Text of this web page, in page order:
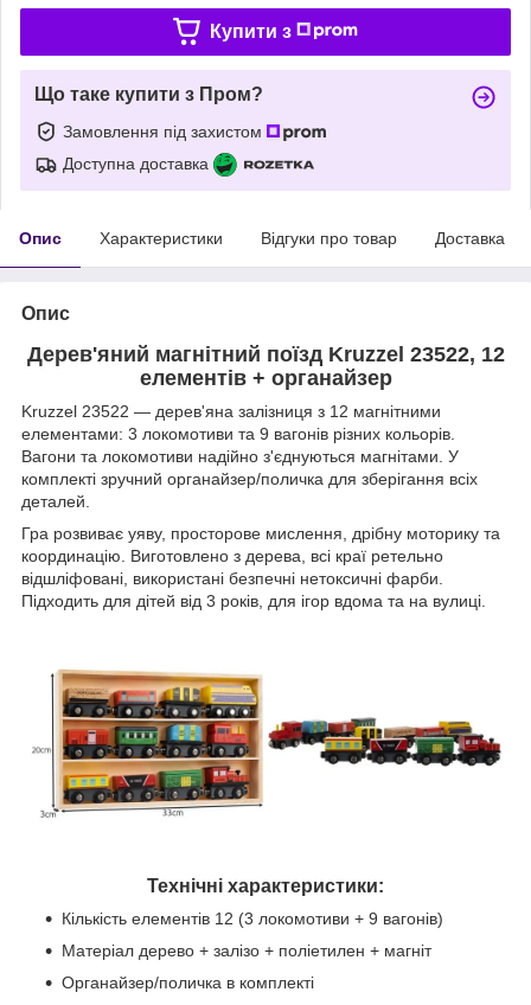
Купити з
Що таке купити з Пром?
Замовлення під захистом
Доступна доставка
Опис Характеристики Відгуки про товар Доставка
Опис
Дерев'яний магнітний поїзд Kruzzel 23522, 12
елементів + органайзер
Kruzzel 23522 — дерев'яна залізниця з 12 магнітними
елементами: 3 локомотиви та 9 вагонів різних кольорів.
Вагони та локомотиви надійно з'єднуються магнітами. У
комплекті зручний органайзер/поличка для зберігання всіх
деталей.
Гра розвиває уяву, просторове мислення, дрібну моторику та
координацію. Виготовлено з дерева, всі краї ретельно
відшліфовані, використані безпечні нетоксичні фарби.
Підходить для дітей від 3 років, для ігор вдома та на вулиці.
Технічні характеристики:
Кількість елементів 12 (3 локомотиви + 9 вагонів)
Матеріал дерево + залізо + поліетилен + магніт
Органайзер/поличка в комплекті